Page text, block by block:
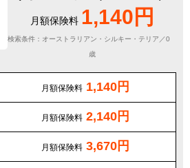
月額保険料 1,140円
検索条件：オーストラリアン・シルキー・テリア／0
歳
月額保険料 1,140円
月額保険料 2,140円
月額保険料 3,670円